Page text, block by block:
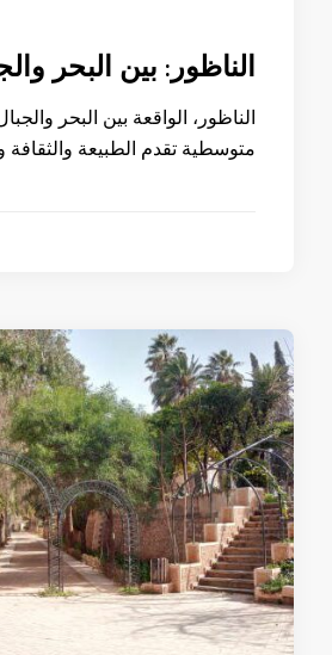
الناظور: بين البحر
الناظور، الواقعة بين البحر
متوسطية تقدم الطبيعة